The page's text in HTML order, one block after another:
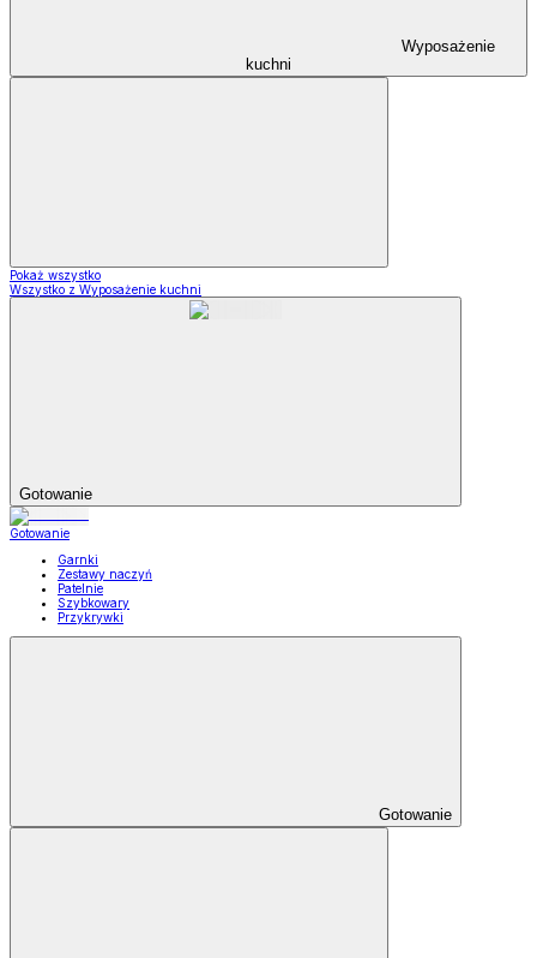
Wyposażenie
kuchni
Pokaż wszystko
Wszystko z Wyposażenie kuchni
Gotowanie
Gotowanie
Garnki
Zestawy naczyń
Patelnie
Szybkowary
Przykrywki
Gotowanie